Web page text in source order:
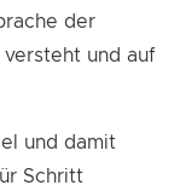
der
und auf
und damit
Schritt